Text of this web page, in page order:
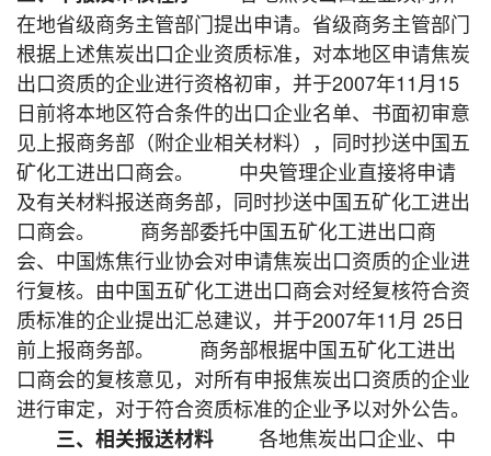
在地省级商务主管部门提出申请。省级商务主管部门
根据上述焦炭出口企业资质标准，对本地区申请焦炭
出口资质的企业进行资格初审，并于2007年11月15
日前将本地区符合条件的出口企业名单、书面初审意
见上报商务部（附企业相关材料），同时抄送中国五
矿化工进出口商会。 中央管理企业直接将申请
及有关材料报送商务部，同时抄送中国五矿化工进出
口商会。 商务部委托中国五矿化工进出口商
会、中国炼焦行业协会对申请焦炭出口资质的企业进
行复核。由中国五矿化工进出口商会对经复核符合资
质标准的企业提出汇总建议，并于2007年11月 25日
前上报商务部。 商务部根据中国五矿化工进出
口商会的复核意见，对所有申报焦炭出口资质的企业
进行审定，对于符合资质标准的企业予以对外公告。
三、相关报送材料 各地焦炭出口企业、中